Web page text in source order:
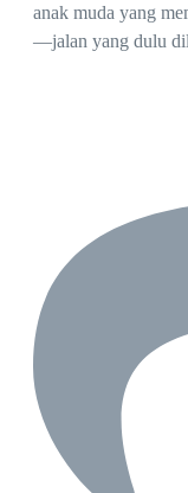
anak muda yang
—jalan yang dulu